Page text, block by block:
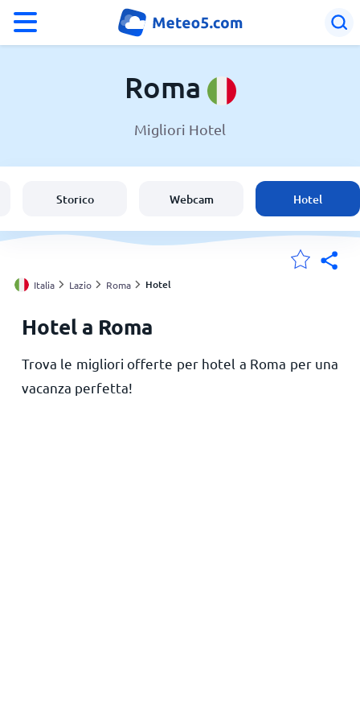
Svizzera
Le mie località
Principale
Roma
Migliori Hotel
Storico Webcam Hotel
Italia Lazio Roma Hotel
Hotel a Roma
Trova le migliori offerte per hotel a Roma per una
vacanza perfetta!